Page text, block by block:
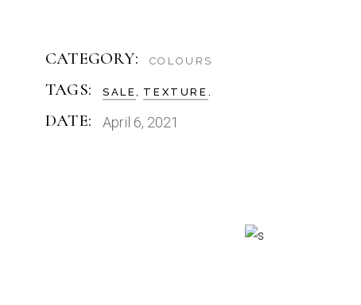
CATEGORY: COLOURS
TAGS: SALE TEXTURE
DATE: April 6, 2021